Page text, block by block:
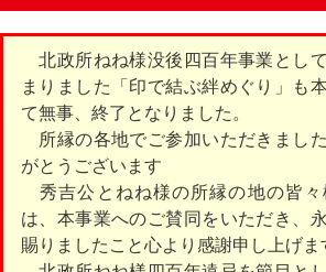
北政所ねね様没後四百年事業とし
まりました「印で結ぶ絆めぐり」も
て無事、終了となりました。
所縁の各地でご参加いただきまし
がとうございます
秀吉公とねね様の所縁の地の皆々
は、本事業へのご賛同をいただき、
賜りましたこと心より感謝申し上げま